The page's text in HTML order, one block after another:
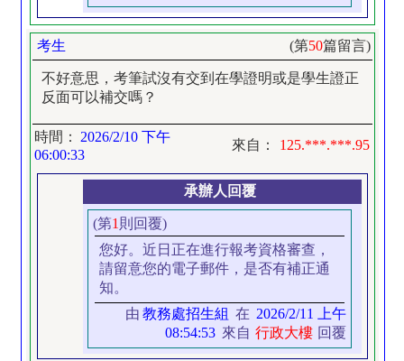
考生 (第50篇留言)
不好意思，考筆試沒有交到在學證明或是學生證正
反面可以補交嗎？
時間：
2026/2/10 下午
06:00:33
來自： 125.***.***.95
承辦人回覆
(第1 則回覆)
您好。近日正在進行報考資格審查，
請留意您的電子郵件，是否有補正通
知。
由 教務處招生組 在 2026/2/11 上午
08:54:53 來自 行政大樓 回覆